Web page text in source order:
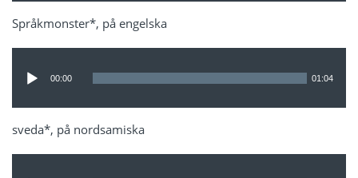
Språkmonster*, på engelska
00:00 01:04
sveda*, på nordsamiska